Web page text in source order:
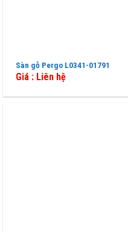
Sàn gỗ Pergo L0341-01791
Giá : Liên hệ